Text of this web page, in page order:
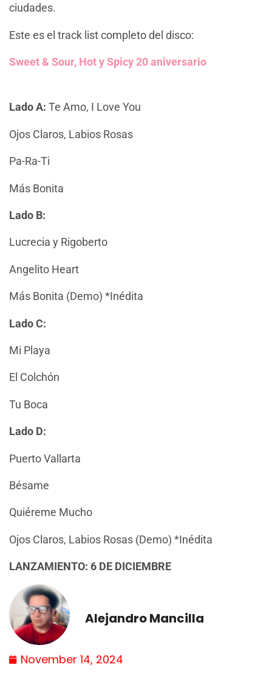
ciudades.
Este es el track list completo del disco:
Sweet & Sour, Hot y Spicy 20 aniversario
Lado A: Te Amo, I Love You
Ojos Claros, Labios Rosas
Pa-Ra-Ti
Más Bonita
Lado B:
Lucrecia y Rigoberto
Angelito Heart
Más Bonita (Demo) *Inédita
Lado C:
Mi Playa
El Colchón
Tu Boca
Lado D:
Puerto Vallarta
Bésame
Quiéreme Mucho
Ojos Claros, Labios Rosas (Demo) *Inédita
LANZAMIENTO: 6 DE DICIEMBRE
Alejandro Mancilla
November 14, 2024